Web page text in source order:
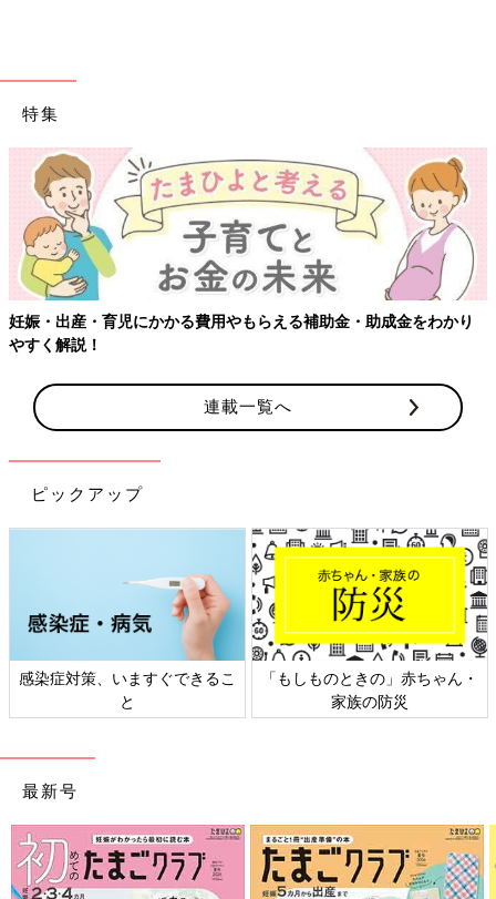
特集
妊娠・出産・育児にかかる費用やもらえる補助金・助成金をわかり
やすく解説！
連載一覧へ
ピックアップ
感染症対策、いますぐできるこ
と
「もしものときの」赤ちゃん・
家族の防災
最新号